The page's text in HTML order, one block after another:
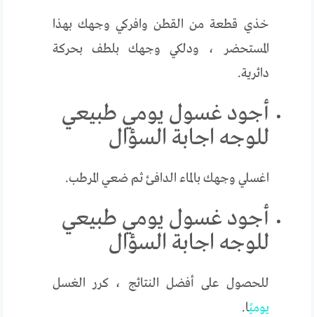
خذي قطعة من القطن وافركي وجهك بهذا
المستحضر ، ودلكي وجهك بلطف بحركة
دائرية.
أجود غسول يومي طبيعي
للوجه اجابة السؤال
اغسلي وجهك بالماء الدافئ ثم ضعي المرطب.
أجود غسول يومي طبيعي
للوجه اجابة السؤال
للحصول على أفضل النتائج ، كرر الغسل
يوميًا.